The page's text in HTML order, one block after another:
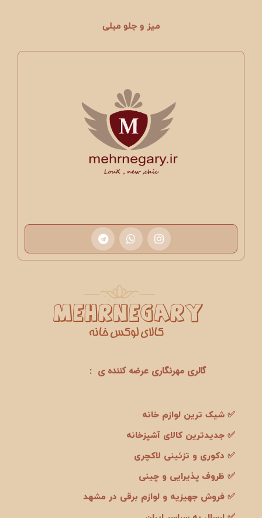
میز و جلو مبلی
گالری مهرنگاری عرضه کننده ی :
✅ شیک ترین لوازم خانه
✅ جدیدترین کالای آشپزخانه
✅ دکوری و تزئینی لاکچری
✅ ظروف پذیرایی و چینی
✅ فروش جهیزیه و لوازم برقی در مشهد